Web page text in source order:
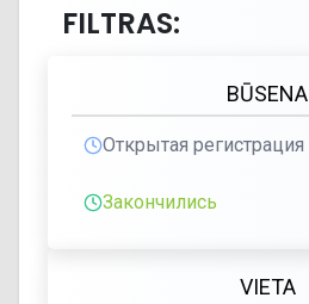
FILTRAS:
BŪSENA
Открытая регистрация
Закончились
VIETA